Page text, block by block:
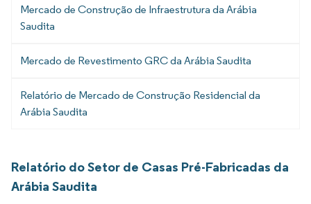
Mercado de Construção de Infraestrutura da Arábia
Saudita
Mercado de Revestimento GRC da Arábia Saudita
Relatório de Mercado de Construção Residencial da
Arábia Saudita
Relatório do Setor de Casas Pré-Fabricadas da
Arábia Saudita